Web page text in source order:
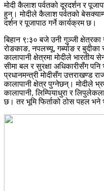
मोदी कैलाश पर्वतको दूरदर्शन र
हुन्। मोदीले कैलाश पर्वतको
दर्शन र पूजापाठ गर्ने कार्यक्रम छ।
बिहान ९:३० बजे उनी गुञ्जी
रोङकाङ, नपलच्यू, गर्ब्याङ र
कालापानी क्षेत्रमा मोदीले भारतीय
सीमा बल र सुरक्षा अधिकारीसँग
प्रधानमन्त्री मोदीसँग उत्तराखण्ड
कालापानी क्षेत्र पुग्नेछन्। मोदीले
कालापानी, लिम्पियाधुरा र
छ। तर भूमि फिर्ताको ठोस पहल भने